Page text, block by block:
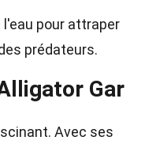
pour attraper
prédateurs.
Gar
Avec ses